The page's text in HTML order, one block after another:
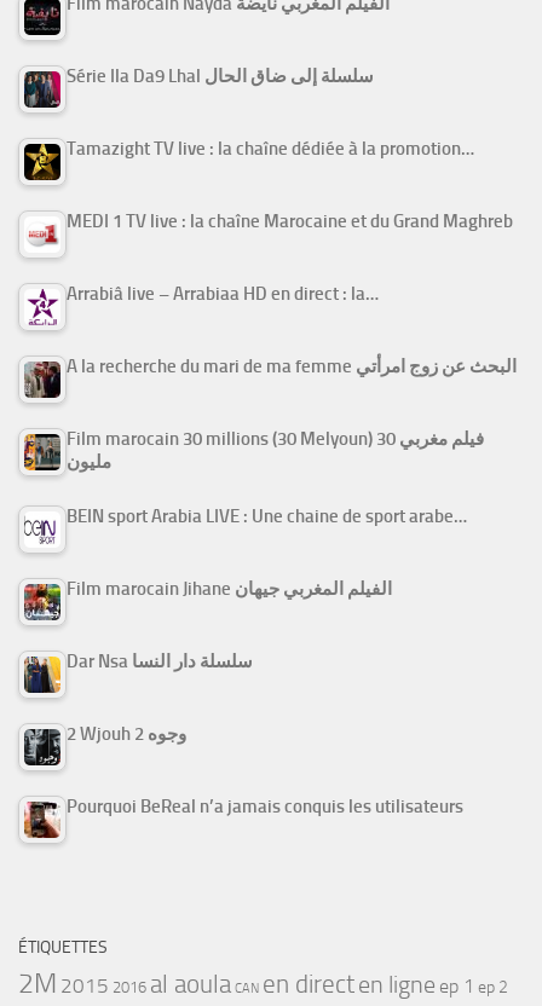
Série Ila Da9 Lhal سلسلة إلى ضاق الحال
Tamazight TV live : la chaîne dédiée à la promotion…
MEDI 1 TV live : la chaîne Marocaine et du Grand Maghreb
Arrabiâ live – Arrabiaa HD en direct : la…
A la recherche du mari de ma femme البحث عن زوج امرأتي
Film marocain 30 millions (30 Melyoun) فيلم مغربي 30
مليون
BEIN sport Arabia LIVE : Une chaine de sport arabe…
Film marocain Jihane الفيلم المغربي جيهان
Dar Nsa سلسلة دار النسا
2 Wjouh 2 وجوه
Pourquoi BeReal n’a jamais conquis les utilisateurs
ÉTIQUETTES
2M 2015 2016 al aoula CAN en directen ligne ep 1 ep 2